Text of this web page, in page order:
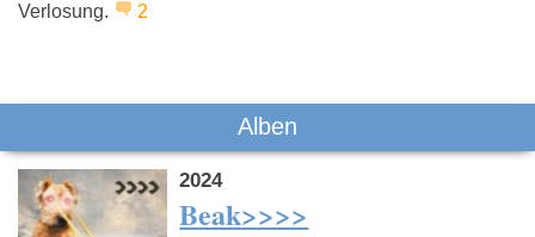
Verlosung.
2
Alben
2024
Beak>>>>